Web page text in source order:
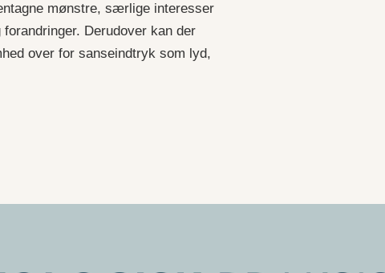
mønstre, særlige interesser
Derudover kan der
over for sanseindtryk som lyd,